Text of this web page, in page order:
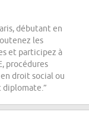
débutant en
les
et participez à
procédures
droit social ou
diplomate.”